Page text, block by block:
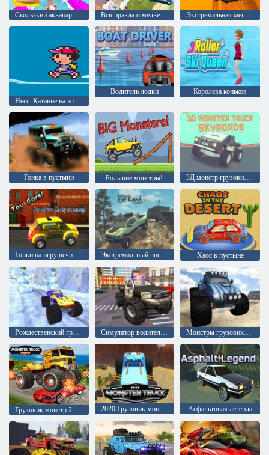
Скользкий аквапарк водных горок Вся правда о медведях: Скутер стримеры Экстремальная мега рамповая гонка
Водитель лодки Королева коньков
Гонка в пустыни Большие монстры! 3Д монстр грузовик на воздушной трассе
Гонки на игрушечных машинах Экстремальный внедорожник 2 Хаос в пустыне
Симулятор водителя полицейского грузовика
2020 Грузовик монстр Асфальтовая легенда